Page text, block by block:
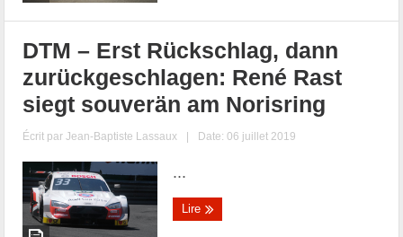
DTM – Erst Rückschlag, dann
zurückgeschlagen: René Rast
siegt souverän am Norisring
Écrit parJean-Baptiste Lassaux | Date: 06 juillet 2019
...
Lire